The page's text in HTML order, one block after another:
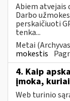
Abiem atvejais
Darbo
perskaičiuoti
tenka...
Metai
mokestis
4. Kaip
įmoka,
Web turinio